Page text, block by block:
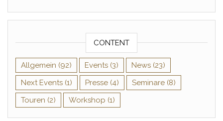
CONTENT
Allgemein (92) Events (3) News (23)
Next Events (1) Presse (4) Seminare (8)
Touren (2) Workshop (1)